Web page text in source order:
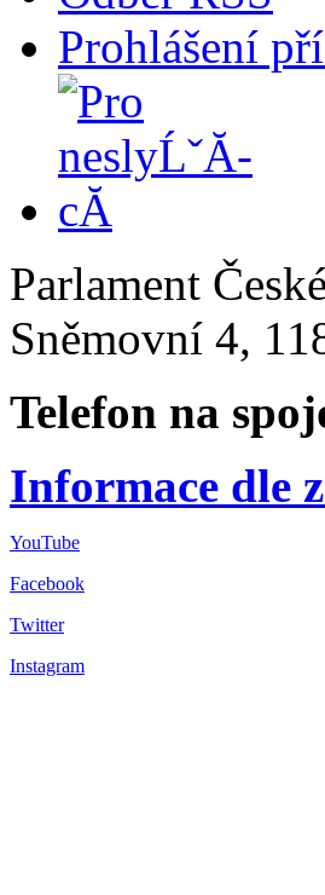
Prohlášení
Parlament
Sněmovní 4,
Telefon na
Informace dle
YouTube
Facebook
Twitter
Instagram